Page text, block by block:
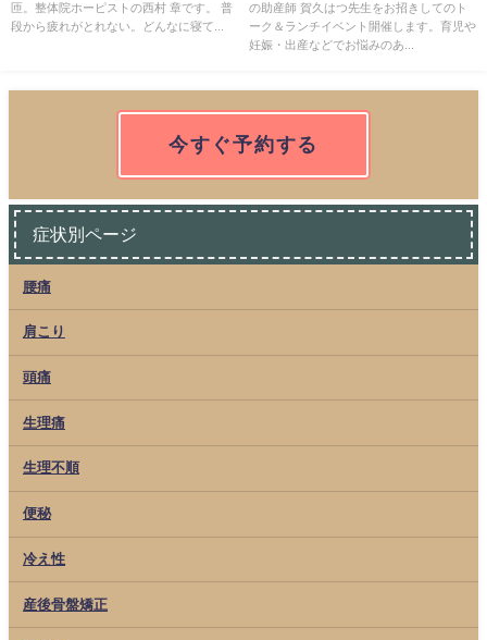
匝。整体院ホーピストの西村 章です。 普
段から疲れがとれない。どんなに寝て...
します/赤磐市周匝/整体院ホーピ
スト
の助産師 賀久はつ先生をお招きしてのト
ーク＆ランチイベント開催します。育児や
妊娠・出産などでお悩みのあ...
今すぐ予約する
症状別ページ
腰痛
肩こり
頭痛
生理痛
生理不順
便秘
冷え性
産後骨盤矯正